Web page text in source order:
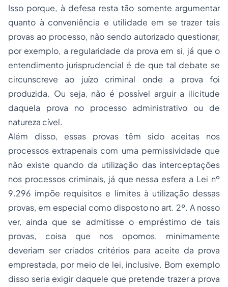
Isso porque, à defesa resta tão somente argumentar
quanto à conveniência e utilidade em se trazer tais
provas ao processo, não sendo autorizado questionar,
por exemplo, a regularidade da prova em si, já que o
entendimento jurisprudencial é de que tal debate se
circunscreve ao juízo criminal onde a prova foi
produzida. Ou seja, não é possível arguir a ilicitude
daquela prova no processo administrativo ou de
natureza cível.
Além disso, essas provas têm sido aceitas nos
processos extrapenais com uma permissividade que
não existe quando da utilização das interceptações
nos processos criminais, já que nessa esfera a Lei nº
9.296 impõe requisitos e limites à utilização dessas
provas, em especial como disposto no art. 2º. A nosso
ver, ainda que se admitisse o empréstimo de tais
provas, coisa que nos opomos, minimamente
deveriam ser criados critérios para aceite da prova
emprestada, por meio de lei, inclusive. Bom exemplo
disso seria exigir daquele que pretende trazer a prova